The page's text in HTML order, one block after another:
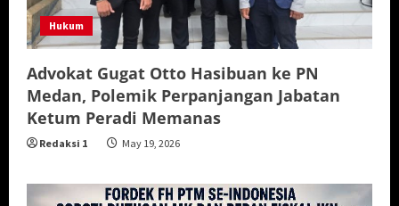
Hukum
Advokat Gugat Otto Hasibuan ke PN
Medan, Polemik Perpanjangan Jabatan
Ketum Peradi Memanas
Redaksi 1 May 19, 2026